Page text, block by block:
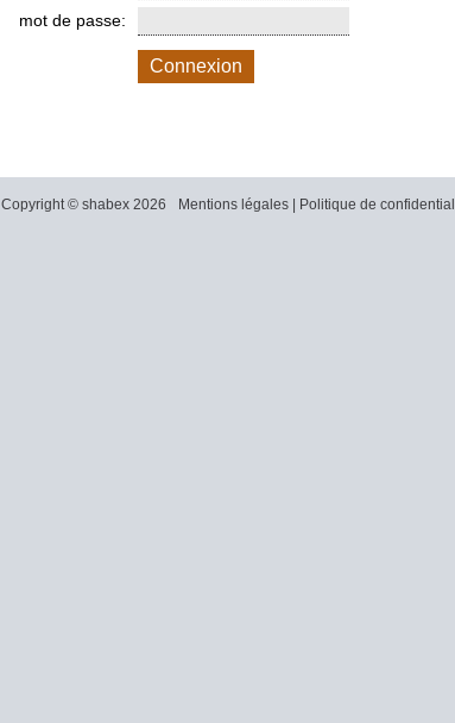
mot de passe:
Connexion
Copyright © shabex 2026 Mentions légales Politique de